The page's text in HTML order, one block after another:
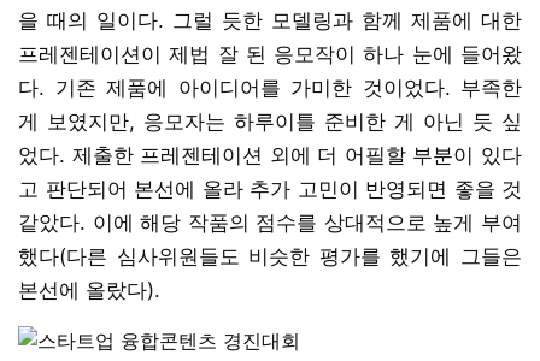
을 때의 일이다. 그럴 듯한 모델링과 함께 제품에 대한
프레젠테이션이 제법 잘 된 응모작이 하나 눈에 들어왔
다. 기존 제품에 아이디어를 가미한 것이었다. 부족한
게 보였지만, 응모자는 하루이틀 준비한 게 아닌 듯 싶
었다. 제출한 프레젠테이션 외에 더 어필할 부분이 있다
고 판단되어 본선에 올라 추가 고민이 반영되면 좋을 것
같았다. 이에 해당 작품의 점수를 상대적으로 높게 부여
했다(다른 심사위원들도 비슷한 평가를 했기에 그들은
본선에 올랐다).